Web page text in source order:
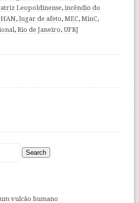
Leopoldinense, incêndio do
, lugar de afeto, MEC, MinC,
, Rio de Janeiro, UFRJ
vulcão humano